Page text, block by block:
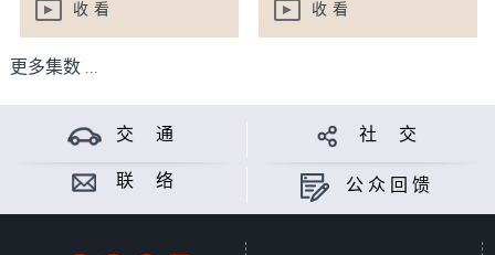
收看 收看
更多集数 ...
交 通 社 交
联 络 公众回馈